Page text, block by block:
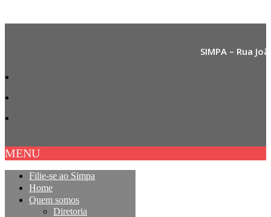
SIMPA – Rua
MENU
Filie-se ao Simpa
Home
Quem somos
Diretoria